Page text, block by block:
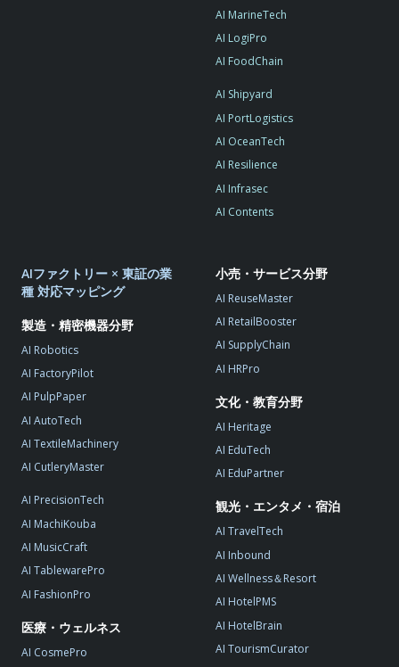
AI MarineTech
AI LogiPro
AI FoodChain
AI Shipyard
AI PortLogistics
AI OceanTech
AI Resilience
AI Infrasec
AI Contents
AIファクトリー × 東証の業
種 対応マッピング
製造・精密機器分野
AI Robotics
AI FactoryPilot
AI PulpPaper
AI AutoTech
AI TextileMachinery
AI CutleryMaster
AI PrecisionTech
AI MachiKouba
AI MusicCraft
AI TablewarePro
AI FashionPro
医療・ウェルネス
AI CosmePro
小売・サービス分野
AI ReuseMaster
AI RetailBooster
AI SupplyChain
AI HRPro
文化・教育分野
AI Heritage
AI EduTech
AI EduPartner
観光・エンタメ・宿泊
AI TravelTech
AI Inbound
AI Wellness＆Resort
AI HotelPMS
AI HotelBrain
AI TourismCurator